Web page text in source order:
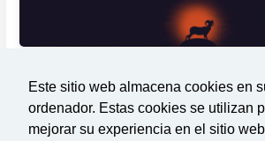
Este sitio web almacena cookies en
ordenador. Estas cookies se utilizan
mejorar su experiencia en el sitio
Habrá sangre
3/20/2016